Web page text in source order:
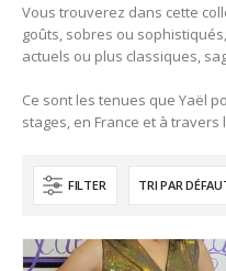
Vous trouverez dans cette
goûts, sobres ou
actuels ou plus classiques,
Ce sont les tenues que Yaël
stages, en France et à travers
FILTER